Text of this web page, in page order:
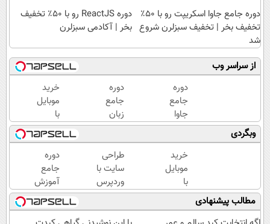
دوره جامع جاوا اسکریپت رو با ۵۰٪
تخفیف بخر | تخفیف سبزلرن شروع
شد
دوره ReactJS رو با ۵۰٪ تخفیف
بخر | آکادمی سبزلرن
از سراسر وب
دوره
جامع
جاوا
اسکریپت
رو با ۵۰٪
تخفیف
بخر |
تخفیف
سبزلرن
شروع
شد
دوره
جامع
زبان
سی
شارپ با
۵۰٪
تخفیف
|
یادگیری
حرفه‌ای
برنامه
خرید
موبایل
با
اسنپ
پی | در
۴
قسط
بدون
سود و
کارمزد!
وبگردی
خرید
موبایل
با
اسنپ
پی | در
طراحی
سایت با
وردپرس
بدون
کدنویسی
دوره
جامع
آموزش
وردپرس
با ۵۰%
مطالب پیشنهادی